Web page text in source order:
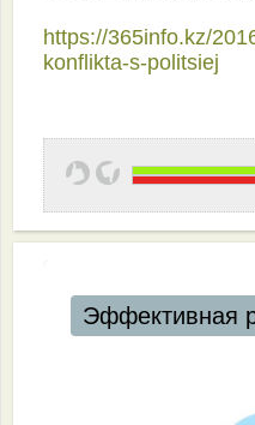
https://365info.kz/
konflikta-s-politsiej